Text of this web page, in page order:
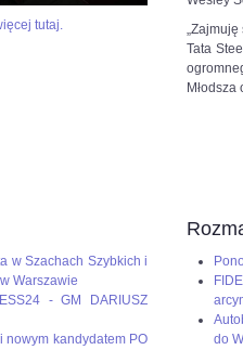
tutaj.
Tata
w Szachach Szybkich i
Warszawie
- GM DARIUSZ
nowym kandydatem PO
do